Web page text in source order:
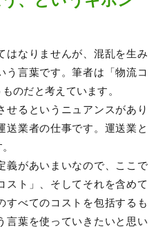
はなりませんが、混乱を生み
う言葉です。筆者は「物流コ
のだと考えています。
せるというニュアンスがあり
送業者の仕事です。運送業と
義があいまいなので、ここで
スト」、そしてそれを含めて
すべてのコストを包括するも
言葉を使っていきたいと思い